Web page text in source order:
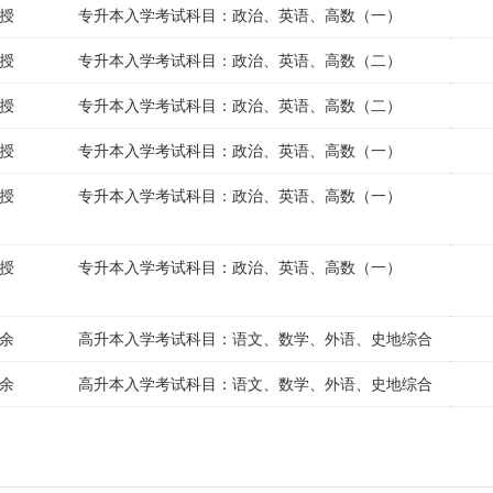
专升本入学考试科目：政治、英语、高数（一）
专升本入学考试科目：政治、英语、高数（二）
专升本入学考试科目：政治、英语、高数（二）
专升本入学考试科目：政治、英语、高数（一）
专升本入学考试科目：政治、英语、高数（一）
专升本入学考试科目：政治、英语、高数（一）
高升本入学考试科目：语文、数学、外语、史地综合
高升本入学考试科目：语文、数学、外语、史地综合